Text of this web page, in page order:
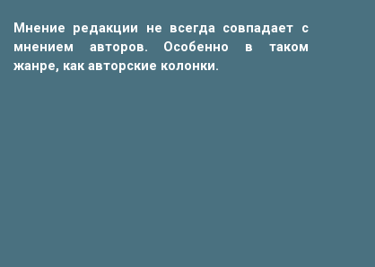
Мнение редакции не всегда совпадает с
мнением авторов. Особенно в таком
жанре, как авторские колонки.